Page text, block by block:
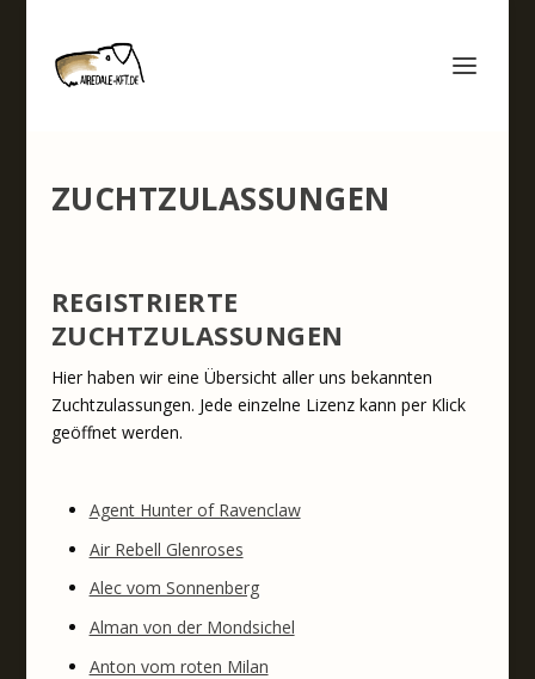
ZUCHTZULASSUNGEN
REGISTRIERTE
ZUCHTZULASSUNGEN
Hier haben wir eine Übersicht aller uns bekannten
Zuchtzulassungen. Jede einzelne Lizenz kann per Klick
geöffnet werden.
Agent Hunter of Ravenclaw
Air Rebell Glenroses
Alec vom Sonnenberg
Alman von der Mondsichel
Anton vom roten Milan